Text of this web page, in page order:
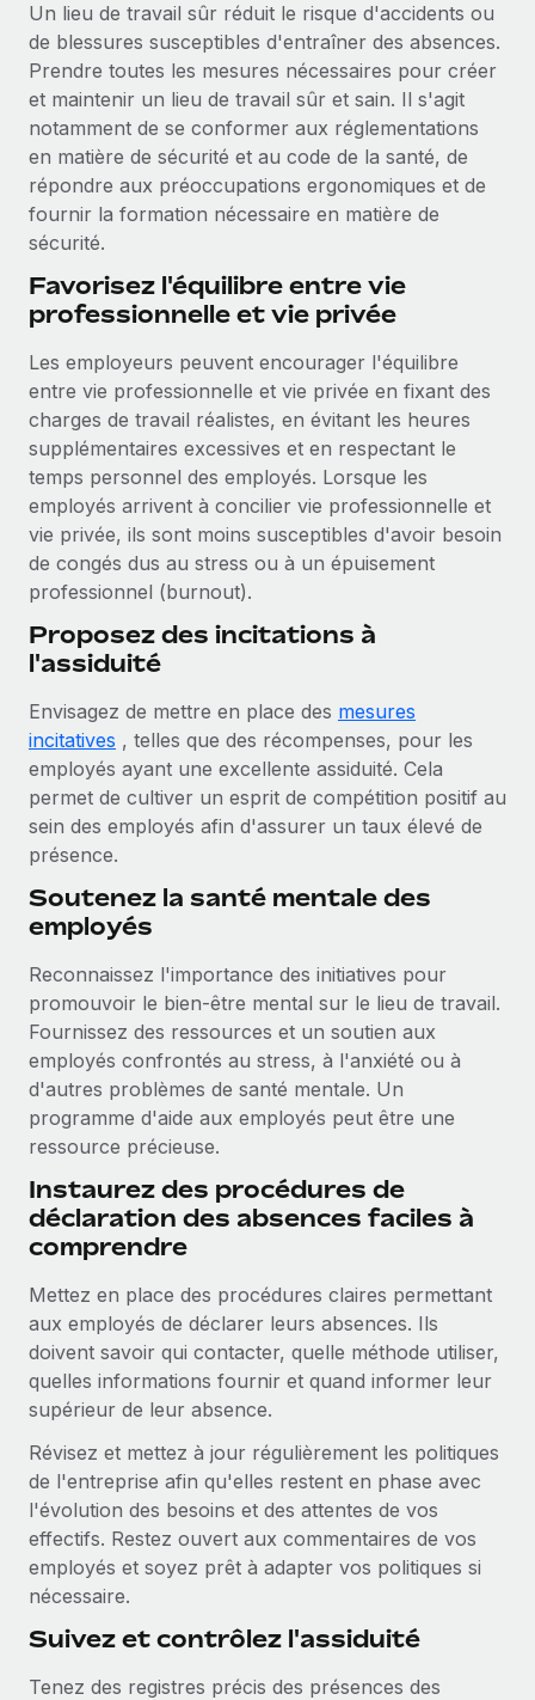
Un lieu de travail sûr réduit le risque d'accidents ou
de blessures susceptibles d'entraîner des absences.
Prendre toutes les mesures nécessaires pour créer
et maintenir un lieu de travail sûr et sain. Il s'agit
notamment de se conformer aux réglementations
en matière de sécurité et au code de la santé, de
répondre aux préoccupations ergonomiques et de
fournir la formation nécessaire en matière de
sécurité.
Favorisez l'équilibre entre vie
professionnelle et vie privée
Les employeurs peuvent encourager l'équilibre
entre vie professionnelle et vie privée en fixant des
charges de travail réalistes, en évitant les heures
supplémentaires excessives et en respectant le
temps personnel des employés. Lorsque les
employés arrivent à concilier vie professionnelle et
vie privée, ils sont moins susceptibles d'avoir besoin
de congés dus au stress ou à un épuisement
professionnel (burnout).
Proposez des incitations à
l'assiduité
Envisagez de mettre en place des mesures
incitatives , telles que des récompenses, pour les
employés ayant une excellente assiduité. Cela
permet de cultiver un esprit de compétition positif au
sein des employés afin d'assurer un taux élevé de
présence.
Soutenez la santé mentale des
employés
Reconnaissez l'importance des initiatives pour
promouvoir le bien-être mental sur le lieu de travail.
Fournissez des ressources et un soutien aux
employés confrontés au stress, à l'anxiété ou à
d'autres problèmes de santé mentale. Un
programme d'aide aux employés peut être une
ressource précieuse.
Instaurez des procédures de
déclaration des absences faciles à
comprendre
Mettez en place des procédures claires permettant
aux employés de déclarer leurs absences. Ils
doivent savoir qui contacter, quelle méthode utiliser,
quelles informations fournir et quand informer leur
supérieur de leur absence.
Révisez et mettez à jour régulièrement les politiques
de l'entreprise afin qu'elles restent en phase avec
l'évolution des besoins et des attentes de vos
effectifs. Restez ouvert aux commentaires de vos
employés et soyez prêt à adapter vos politiques si
nécessaire.
Suivez et contrôlez l'assiduité
Tenez des registres précis des présences des